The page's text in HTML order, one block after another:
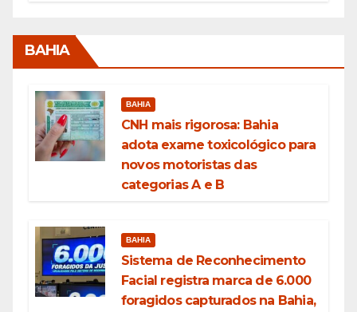
BAHIA
BAHIA
CNH mais rigorosa: Bahia
adota exame toxicológico para
novos motoristas das
categorias A e B
BAHIA
Sistema de Reconhecimento
Facial registra marca de 6.000
foragidos capturados na Bahia,